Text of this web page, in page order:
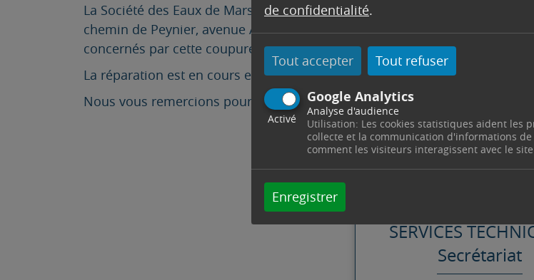
de confidentialité.
Tout accepter Tout refuser
Google Analytics
Activé
Analyse d'audience
Utilisation: Les cookies statistiques aident les
collecte et la communication d'informations
comment les visiteurs interagissent avec le
Enregistrer
La Société des Eaux de Marseille nous informe d’une coupure d’eau ce
chemin de Peynier, avenue Aristide Briand et partie haute du centre-
concernés par cette coupure.
La réparation est en cours et le rétablissement est annoncé aux alentours
Nous vous remercions pour votre compréhension.
SERVICES
Secrétariat